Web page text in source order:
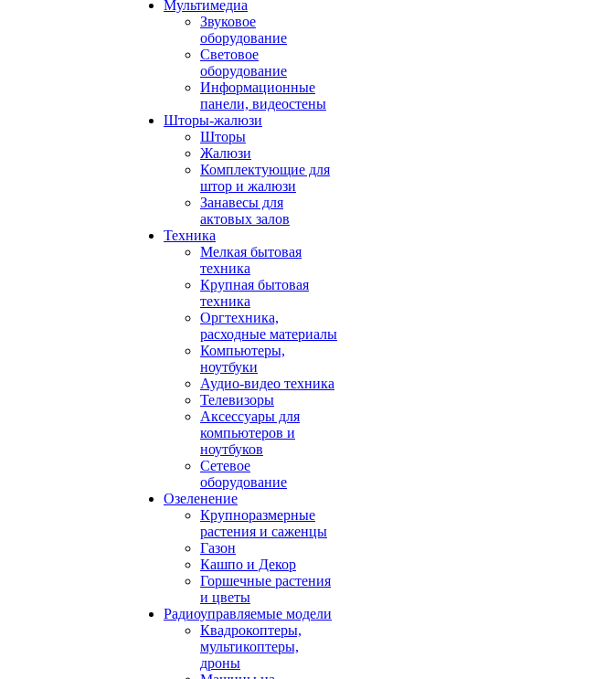
Мультимедиа
Звуковое
оборудование
Световое
оборудование
Информационные
панели, видеостены
Шторы-жалюзи
Шторы
Жалюзи
Комплектующие для
штор и жалюзи
Занавесы для
актовых залов
Техника
Мелкая бытовая
техника
Крупная бытовая
техника
Оргтехника,
расходные материалы
Компьютеры,
ноутбуки
Аудио-видео техника
Телевизоры
Аксессуары для
компьютеров и
ноутбуков
Сетевое
оборудование
Озеленение
Крупноразмерные
растения и саженцы
Газон
Кашпо и Декор
Горшечные растения
и цветы
Радиоуправляемые модели
Квадрокоптеры,
мультикоптеры,
дроны